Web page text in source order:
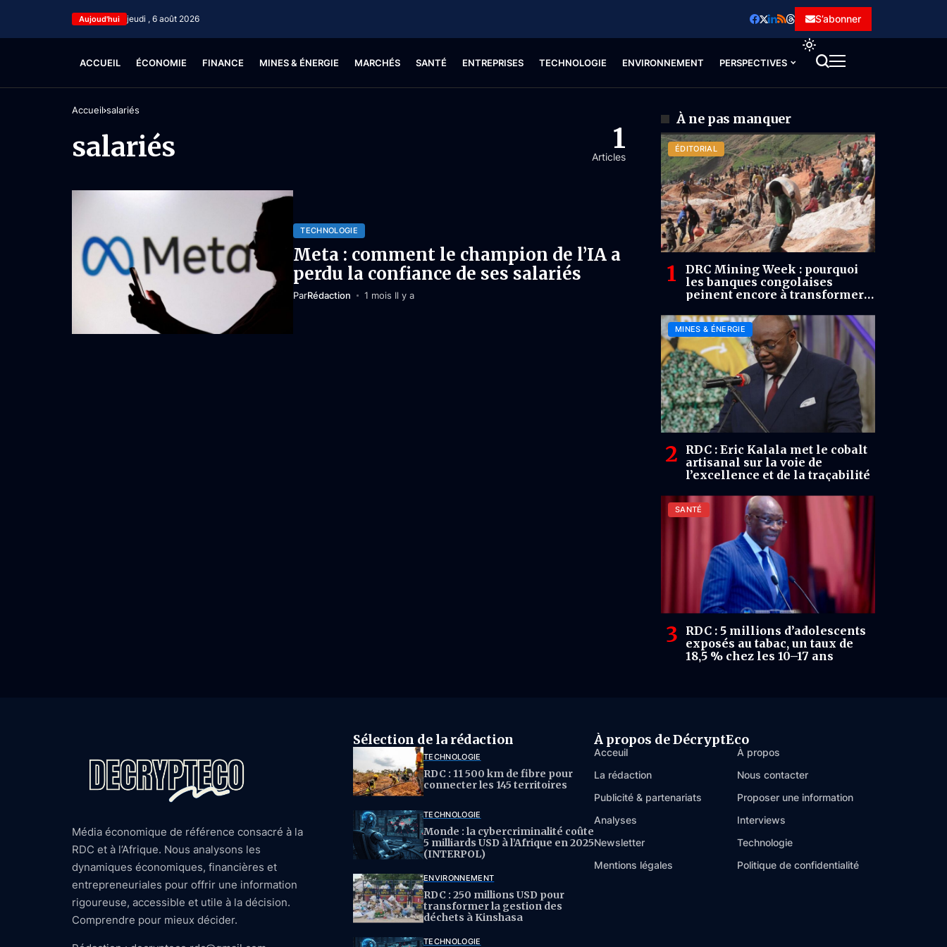
Aujoud'hui jeudi , 6 août 2026 S’abonner
ACCUEIL ÉCONOMIE FINANCE MINES & ÉNERGIE MARCHÉS SANTÉ ENTREPRISES TECHNOLOGIE ENVIRONNEMENT PERSPECTIVES
Accueil salariés
salariés 1
Articles
TECHNOLOGIE
Meta : comment le champion de l’IA a
perdu la confiance de ses salariés
ParRédaction 1 mois Il y a
À ne pas manquer
ÉDITORIAL
DRC Mining Week : pourquoi
les banques congolaises
peinent encore à transformer
richesses minières en actifs
nationaux ?
MINES & ÉNERGIE
RDC : Eric Kalala met le cobalt
artisanal sur la voie de
l’excellence et de la traçabilité
SANTÉ
RDC : 5 millions d’adolescents
exposés au tabac, un taux de
18,5 % chez les 10–17 ans
Média économique de référence consacré à la
RDC et à l’Afrique. Nous analysons les
dynamiques économiques, financières et
entrepreneuriales pour offrir une information
rigoureuse, accessible et utile à la décision.
Comprendre pour mieux décider.
Sélection de la rédaction
TECHNOLOGIE
RDC : 11 500 km de fibre pour
connecter les 145 territoires
TECHNOLOGIE
Monde : la cybercriminalité coûte
5 milliards USD à l’Afrique en 2025
(INTERPOL)
ENVIRONNEMENT
RDC : 250 millions USD pour
transformer la gestion des
déchets à Kinshasa
TECHNOLOGIE
À propos de DécryptEco
Acceuil
À propos
La rédaction
Nous contacter
Publicité & partenariats
Proposer une information
Analyses
Interviews
Newsletter
Technologie
Mentions légales
Politique de confidentialité